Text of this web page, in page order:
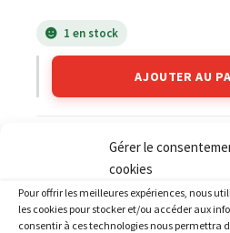
Gérer le
cookies
Pour offrir les meilleures expériences, nous
les cookies pour stocker et/ou accéder aux
consentir à ces technologies nous permettra
1 en stock
AJOUTER AU